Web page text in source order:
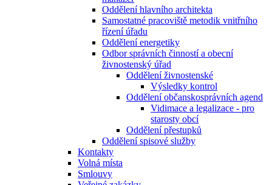
Oddělení hlavního architekta
Samostatné pracoviště metodik vnitřního
řízení úřadu
Oddělení energetiky
Odbor správních činností a obecní
živnostenský úřad
Oddělení živnostenské
Výsledky kontrol
Oddělení občanskosprávních agend
Vidimace a legalizace - pro
starosty obcí
Oddělení přestupků
Oddělení spisové služby
Kontakty
Volná místa
Smlouvy